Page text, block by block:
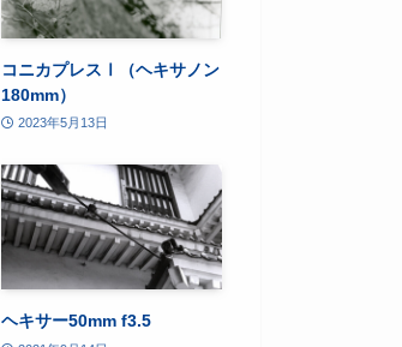
コニカプレスⅠ（ヘキサノン
180mm）
2023年5月13日
ヘキサー50mm f3.5